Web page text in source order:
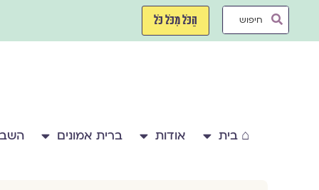
Search
הַכֹּל מִכֹּל כֹּל
⌂ בית אודות ברית אמונים